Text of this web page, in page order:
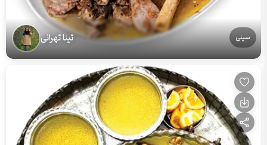
سینی تینا تهرانی